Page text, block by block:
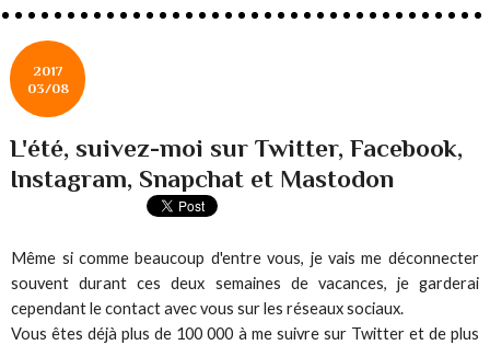
2017
03/08
L'été, suivez-moi sur Twitter, Facebook,
Instagram, Snapchat et Mastodon
Même si comme beaucoup d'entre vous, je vais me déconnecter
souvent durant ces deux semaines de vacances, je garderai
cependant le contact avec vous sur les réseaux sociaux.
Vous êtes déjà plus de 100 000 à me suivre sur Twitter et de plus